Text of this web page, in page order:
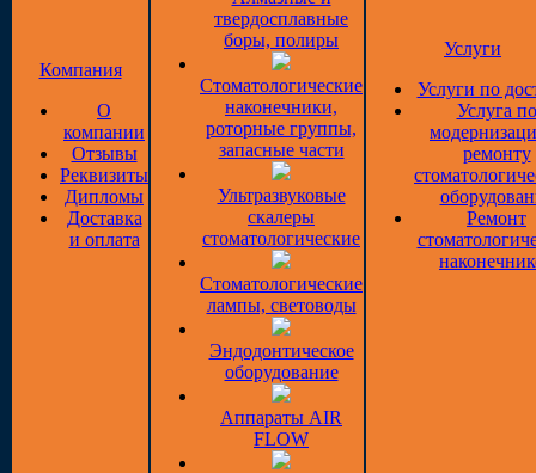
Компания
О
компании
Отзывы
Реквизиты
Дипломы
Доставка
и оплата
твердосплавные
боры, полиры
Стоматологические
наконечники,
роторные группы,
запасные части
Ультразвуковые
скалеры
стоматологические
Стоматологические
лампы, световоды
Эндодонтическое
оборудование
Аппараты AIR
FLOW
Услуги
Услуги по
Услуга по
ремонту
Ремонт